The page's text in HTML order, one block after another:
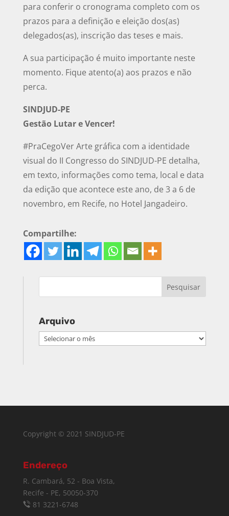
para conferir o cronograma completo com os
prazos para a definição e eleição dos(as)
delegados(as), inscrição das teses e mais.
A sua participação é muito importante neste
momento. Fique atento(a) aos prazos e não
perca.
SINDJUD-PE
Gestão Lutar e Vencer!
#PraCegoVer Arte gráfica com a identidade
visual do II Congresso do SINDJUD-PE detalha,
em texto, informações como tema, local e data
da edição que acontece este ano, de 3 a 6 de
novembro, em Recife, no Hotel Jangadeiro.
Compartilhe:
Arquivo
Arquivo
Copyright © 2021 SINDJUD-PE
Endereço
R. Cambará, 52 - Boa Vista,
Recife - PE, 50050-370
81 3221-6748